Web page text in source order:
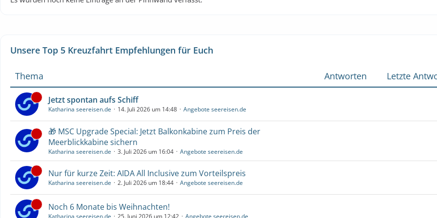
Unsere Top 5 Kreuzfahrt Empfehlungen für Euch
Thema Antworten Letzte
Jetzt spontan aufs Schiff
Katharina seereisen.de 14. Juli 2026 um 14:48 Angebote seereisen.de
🎁 MSC Upgrade Special: Jetzt Balkonkabine zum Preis der
Meerblickkabine sichern
Katharina seereisen.de 3. Juli 2026 um 16:04 Angebote seereisen.de
Nur für kurze Zeit: AIDA All Inclusive zum Vorteilspreis
Katharina seereisen.de 2. Juli 2026 um 18:44 Angebote seereisen.de
Noch 6 Monate bis Weihnachten!